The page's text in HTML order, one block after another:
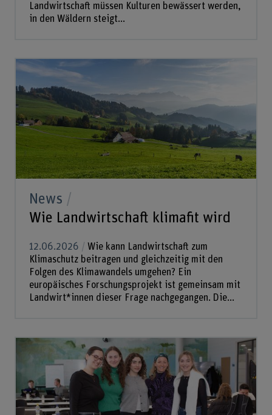
Landwirtschaft müssen Kulturen bewässert werden,
in den Wäldern steigt...
News
Wie Landwirtschaft klimafit wird
12.06.2026
Wie kann Landwirtschaft zum
Klimaschutz beitragen und gleichzeitig mit den
Folgen des Klimawandels umgehen? Ein
europäisches Forschungsprojekt ist gemeinsam mit
Landwirt*innen dieser Frage nachgegangen. Die...